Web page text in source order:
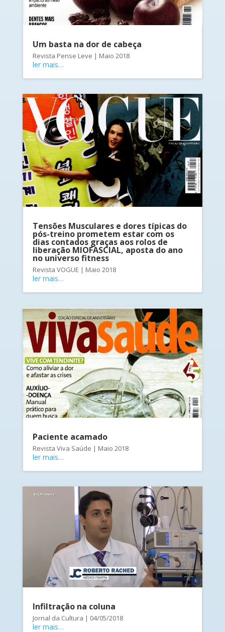
Um basta na dor de cabeça
Revista Pense Leve | Maio 2018
ler mais…
Tensões Musculares e dores típicas do
pós-treino prometem estar com os
dias contados graças aos rolos de
liberação MIOFASCIAL, aposta do ano
no universo fitness
Revista VOGUE | Maio 2018
ler mais…
Paciente acamado
Revista Viva Saúde | Maio 2018
ler mais…
Infiltração na coluna
Jornal da Cultura | 04/05/2018
ler mais…